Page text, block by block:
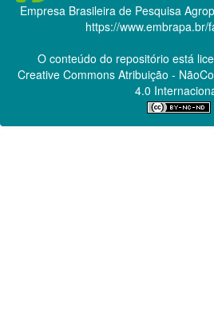
Empresa Brasileira de Pesquisa
https://www.embrapa.br/
O conteúdo do repositório está
Creative CommonsAtribuição -
4.0